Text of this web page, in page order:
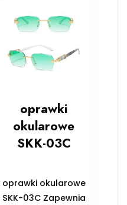
oprawki
okularowe
SKK-03C
oprawki okularowe
SKK-03C Zapewnia